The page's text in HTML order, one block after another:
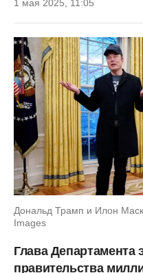
1 мая 2025, 11:05
Дональд Трамп и Илон
Images
Глава Департамента
правительства